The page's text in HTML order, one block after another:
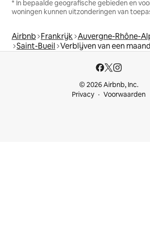
* In bepaalde geografische gebieden en
woningen kunnen uitzonderingen van
Airbnb Frankrijk Auvergne-Rhône-
Saint-Bueil Verblijven van een maand
© 2026 Airbnb, Inc.
Privacy
Voorwaarden